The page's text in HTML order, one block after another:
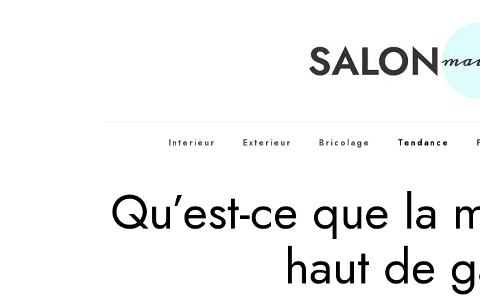
Interieur Exterieur Bricolage Tendance
Qu’est-ce que la
haut de